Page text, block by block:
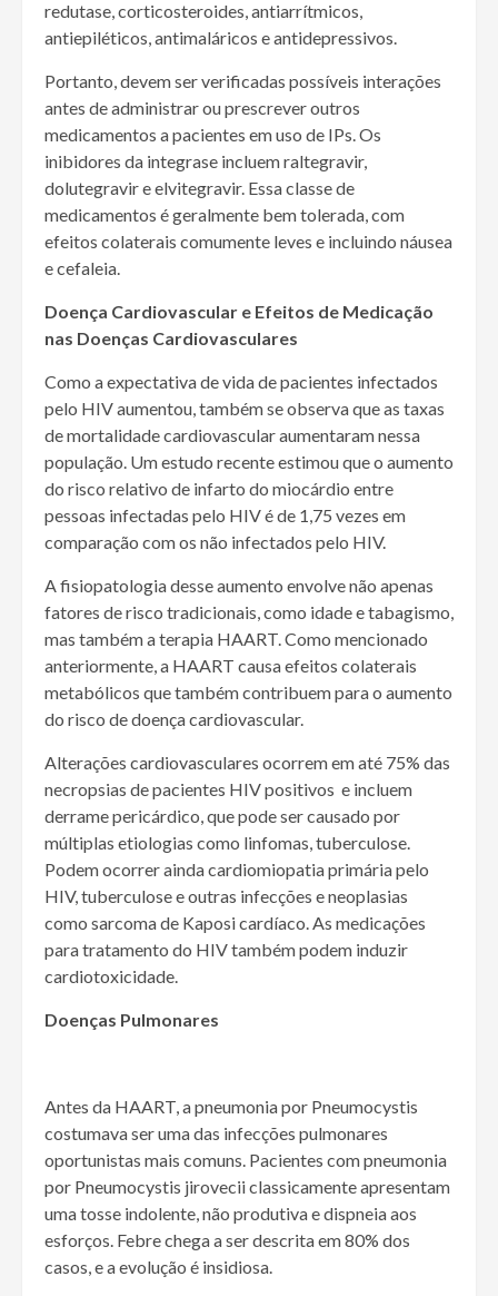
redutase, corticosteroides, antiarrítmicos,
antiepiléticos, antimaláricos e antidepressivos.
Portanto, devem ser verificadas possíveis interações
antes de administrar ou prescrever outros
medicamentos a pacientes em uso de IPs. Os
inibidores da integrase incluem raltegravir,
dolutegravir e elvitegravir. Essa classe de
medicamentos é geralmente bem tolerada, com
efeitos colaterais comumente leves e incluindo náusea
e cefaleia.
Doença Cardiovascular e Efeitos de Medicação
nas Doenças Cardiovasculares
Como a expectativa de vida de pacientes infectados
pelo HIV aumentou, também se observa que as taxas
de mortalidade cardiovascular aumentaram nessa
população. Um estudo recente estimou que o aumento
do risco relativo de infarto do miocárdio entre
pessoas infectadas pelo HIV é de 1,75 vezes em
comparação com os não infectados pelo HIV.
A fisiopatologia desse aumento envolve não apenas
fatores de risco tradicionais, como idade e tabagismo,
mas também a terapia HAART. Como mencionado
anteriormente, a HAART causa efeitos colaterais
metabólicos que também contribuem para o aumento
do risco de doença cardiovascular.
Alterações cardiovasculares ocorrem em até 75% das
necropsias de pacientes HIV positivos e incluem
derrame pericárdico, que pode ser causado por
múltiplas etiologias como linfomas, tuberculose.
Podem ocorrer ainda cardiomiopatia primária pelo
HIV, tuberculose e outras infecções e neoplasias
como sarcoma de Kaposi cardíaco. As medicações
para tratamento do HIV também podem induzir
cardiotoxicidade.
Doenças Pulmonares
Antes da HAART, a pneumonia por Pneumocystis
costumava ser uma das infecções pulmonares
oportunistas mais comuns. Pacientes com pneumonia
por Pneumocystis jirovecii classicamente apresentam
uma tosse indolente, não produtiva e dispneia aos
esforços. Febre chega a ser descrita em 80% dos
casos, e a evolução é insidiosa.